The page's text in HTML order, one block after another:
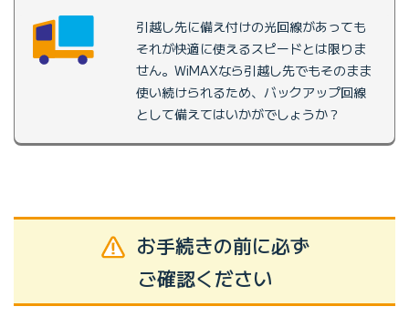
引越し先に備え付けの光回線があっても
それが快適に使えるスピードとは限りま
せん。WiMAXなら引越し先でもそのまま
使い続けられるため、バックアップ回線
として備えてはいかがでしょうか？
お手続きの前に必ず
ご確認ください